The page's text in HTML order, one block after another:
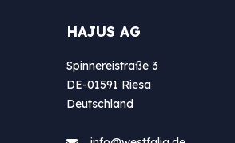
HAJUS AG
Spinnereistraße 3
DE-01591 Riesa
Deutschland